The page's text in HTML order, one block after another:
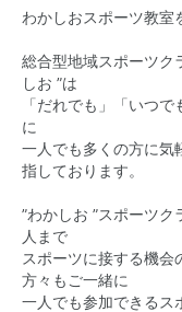
わかしおスポーツ教室
総合型地域スポーツク
しお ”は
「だれでも」「いつ
に
一人でも多くの方に気
指しております。
”わかしお ”スポーツ
人まで
スポーツに接する機会
方々もご一緒に
一人でも参加できるス